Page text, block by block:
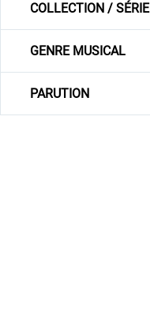
COLLECTION / SÉRIE
GENRE MUSICAL
PARUTION